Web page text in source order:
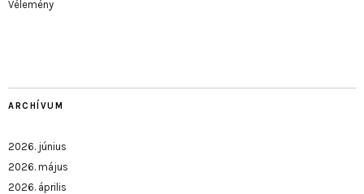
Vélemény
ARCHÍVUM
2026. június
2026. május
2026. április